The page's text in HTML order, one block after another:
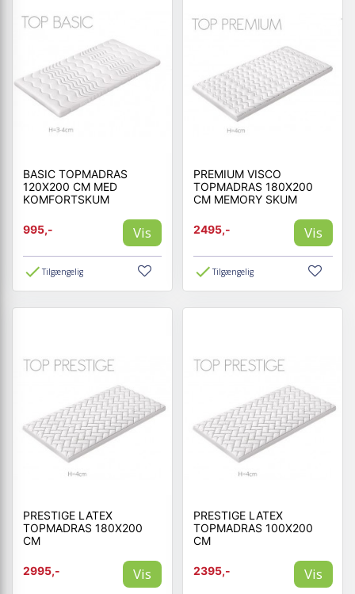
BASIC TOPMADRAS
120X200 CM MED
KOMFORTSKUM
995,- Vis
Tilgængelig
PREMIUM VISCO
TOPMADRAS 180X200
CM MEMORY SKUM
2495,- Vis
Tilgængelig
PRESTIGE LATEX
TOPMADRAS 180X200
CM
2995,- Vis
PRESTIGE LATEX
TOPMADRAS 100X200
CM
2395,- Vis